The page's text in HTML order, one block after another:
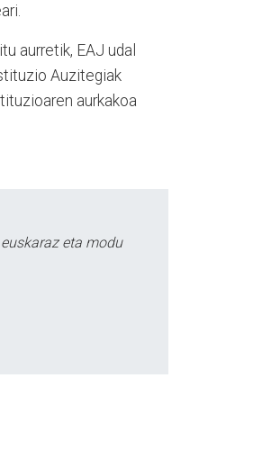
aurretik, EAJ udal
Auzitegiak
aurkakoa
eta modu